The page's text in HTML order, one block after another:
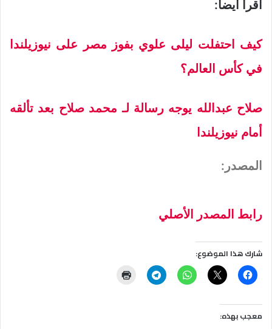
أقرا ايضا:
كيف احتفلت ليلى علوي بفوز مصر على نيوزيلندا
في كأس العالم؟
صلاح عبدالله يوجه رسالة لـ محمد صلاح بعد تألقه
أمام نيوزيلندا
المصدر:
رابط المصدر الأصلي
شارك هذا الموضوع:
معجب بهذه: